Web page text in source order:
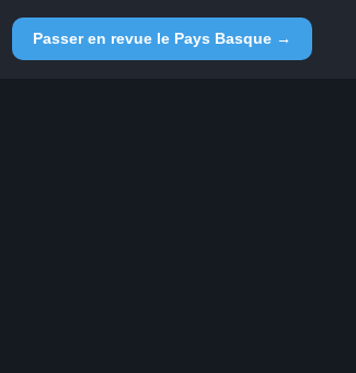
Passer en revue le Pays Basque →